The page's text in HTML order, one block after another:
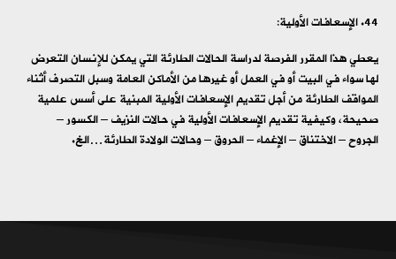
الإسعافات الأولية:
يعطي هذا المقرر الفرصة لدراسة الحالات الطارئة التي يمكن للإنسان التعرض
لها سواء في البيت أو في العمل أو غيرها من الأماكن العامة وسبل التصرف أثناء
المواقف الطارئة من أجل تقديم الإسعافات الأولية المبنية على أسس علمية
صحيحة، وكيفية تقديم الإسعافات الأولية في حالات النزيف – الكسور –
الجروح – الاختناق – الإغماء – الحروق – وحالات الولادة الطارئة…الخ.